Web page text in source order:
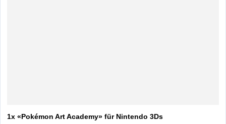
1x «Pokémon Art Academy» für Nintendo 3Ds